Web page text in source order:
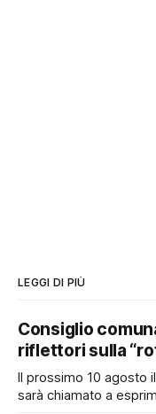
LEGGI DI PIÙ
Consiglio
riflettori sulla
Il prossimo 10 agosto
sarà chiamato a